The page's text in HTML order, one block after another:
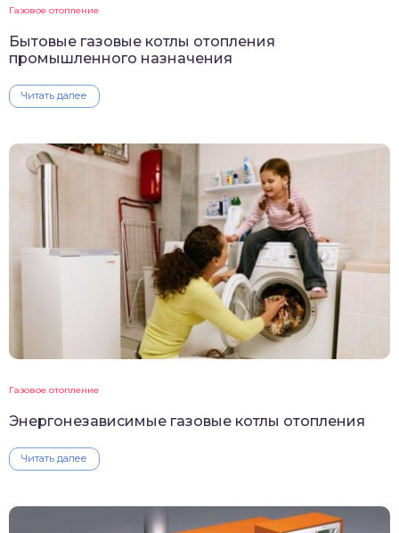
Газовое отопление
Бытовые газовые котлы отопления
промышленного назначения
Читать далее
Газовое отопление
Энергонезависимые газовые котлы отопления
Читать далее